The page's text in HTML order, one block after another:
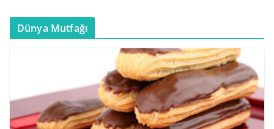
Dünya Mutfağı